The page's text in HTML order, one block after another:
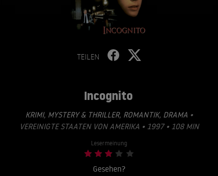
TEILEN
Incognito
KRIMI, MYSTERY & THRILLER, ROMANTIK, DRAMA •
VEREINIGTE STAATEN VON AMERIKA • 1997 • 108 MIN
Lesermeinung
Gesehen?